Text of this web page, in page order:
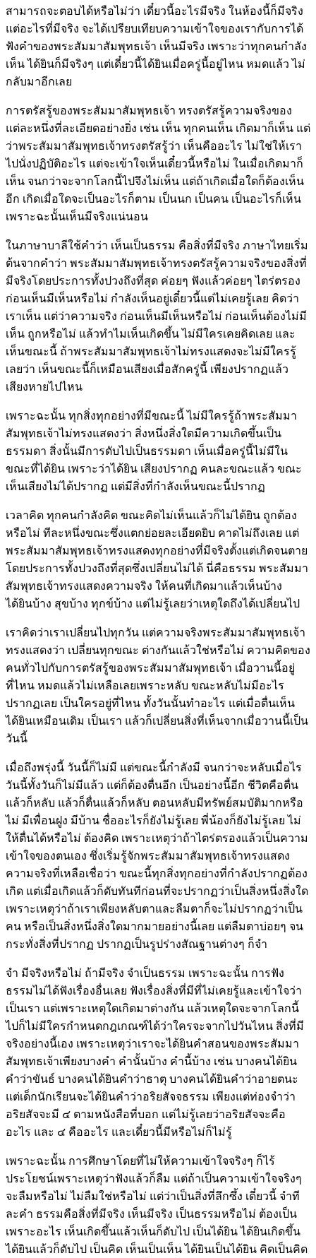
สามารถจะตอบได้หรือไม่ว่า เดี๋ยวนี้อะไรมีจริง ในห้องนี้ก็มีจริง
แต่อะไรที่มีจริง จะได้เปรียบเทียบความเข้าใจของเรากับการได้
ฟังคำของพระสัมมาสัมพุทธเจ้า เห็นมีจริง เพราะว่าทุกคนกำลัง
เห็น ได้ยินก็มีจริงๆ แต่เดี๋ยวนี้ได้ยินเมื่อครู่นี้อยู่ไหน หมดแล้ว ไม่
กลับมาอีกเลย
การตรัสรู้ของพระสัมมาสัมพุทธเจ้า ทรงตรัสรู้ความจริงของ
แต่ละหนึ่งที่ละเอียดอย่างยิ่ง เช่น เห็น ทุกคนเห็น เกิดมาก็เห็น แต่
ว่าพระสัมมาสัมพุทธเจ้าทรงตรัสรู้ว่า เห็นคืออะไร ไม่ใช่ให้เรา
ไปนั่งปฏิบัติอะไร แต่จะเข้าใจเห็นเดี๋ยวนี้หรือไม่ ในเมื่อเกิดมาก็
เห็น จนกว่าจะจากโลกนี้ไปจึงไม่เห็น แต่ถ้าเกิดเมื่อใดก็ต้องเห็น
อีก เกิดเมื่อใดจะเป็นอะไรก็ตาม เป็นนก เป็นคน เป็นอะไรก็เห็น
เพราะฉะนั้นเห็นมีจริงแน่นอน
ในภาษาบาลีใช้คำว่า เห็นเป็นธรรม คือสิ่งที่มีจริง ภาษาไทยเริ่ม
ต้นจากคำว่า พระสัมมาสัมพุทธเจ้าทรงตรัสรู้ความจริงของสิ่งที่
มีจริงโดยประการทั้งปวงถึงที่สุด ค่อยๆ ฟังแล้วค่อยๆ ไตร่ตรอง
ก่อนเห็นมีเห็นหรือไม่ กำลังเห็นอยู่เดี๋ยวนี้แต่ไม่เคยรู้เลย คิดว่า
เราเห็น แต่ว่าความจริง ก่อนเห็นมีเห็นหรือไม่ ก่อนเห็นต้องไม่มี
เห็น ถูกหรือไม่ แล้วทำไมเห็นเกิดขึ้น ไม่มีใครเคยคิดเลย และ
เห็นขณะนี้ ถ้าพระสัมมาสัมพุทธเจ้าไม่ทรงแสดงจะไม่มีใครรู้
เลยว่า เห็นขณะนี้ก็เหมือนเสียงเมื่อสักครู่นี้ เพียงปรากฏแล้ว
เสียงหายไปไหน
เพราะฉะนั้น ทุกสิ่งทุกอย่างที่มีขณะนี้ ไม่มีใครรู้ถ้าพระสัมมา
สัมพุทธเจ้าไม่ทรงแสดงว่า สิ่งหนึ่งสิ่งใดมีความเกิดขึ้นเป็น
ธรรมดา สิ่งนั้นมีการดับไปเป็นธรรมดา เห็นเมื่อครู่นี้ไม่มีใน
ขณะที่ได้ยิน เพราะว่าได้ยิน เสียงปรากฏ คนละขณะแล้ว ขณะ
เห็นเสียงไม่ได้ปรากฏ แต่มีสิ่งที่กำลังเห็นขณะนี้ปรากฏ
เวลาคิด ทุกคนกำลังคิด ขณะคิดไม่เห็นแล้วก็ไม่ได้ยิน ถูกต้อง
หรือไม่ ทีละหนึ่งขณะซึ่งแตกย่อยละเอียดยิบ คาดไม่ถึงเลย แต่
พระสัมมาสัมพุทธเจ้าทรงแสดงทุกอย่างที่มีจริงตั้งแต่เกิดจนตาย
โดยประการทั้งปวงถึงที่สุดซึ่งเปลี่ยนไม่ได้ นี่คือธรรม พระสัมมา
สัมพุทธเจ้าทรงแสดงความจริง ให้คนที่เกิดมาแล้วเห็นบ้าง
ได้ยินบ้าง สุขบ้าง ทุกข์บ้าง แต่ไม่รู้เลยว่าเหตุใดถึงได้เปลี่ยนไป
เราคิดว่าเราเปลี่ยนไปทุกวัน แต่ความจริงพระสัมมาสัมพุทธเจ้า
ทรงแสดงว่า เปลี่ยนทุกขณะ ต่างกันแล้วใช่หรือไม่ ความคิดของ
คนทั่วไปกับการตรัสรู้ของพระสัมมาสัมพุทธเจ้า เมื่อวานนี้อยู่
ที่ไหน หมดแล้วไม่เหลือเลยเพราะหลับ ขณะหลับไม่มีอะไร
ปรากฏเลย เป็นใครอยู่ที่ไหน ทั้งวันนั้นทำอะไร แต่เมื่อตื่นเห็น
ได้ยินเหมือนเดิม เป็นเรา แล้วก็เปลี่ยนสิ่งที่เห็นจากเมื่อวานนี้เป็น
วันนี้
เมื่อถึงพรุ่งนี้ วันนี้ก็ไม่มี แต่ขณะนี้กำลังมี จนกว่าจะหลับเมื่อไร
วันนี้ทั้งวันก็ไม่มีแล้ว แต่ก็ต้องตื่นอีก เป็นอย่างนี้อีก ชีวิตคือตื่น
แล้วก็หลับ แล้วก็ตื่นแล้วก็หลับ ตอนหลับมีทรัพย์สมบัติมากหรือ
ไม่ มีเพื่อนฝูง มีบ้าน ชื่ออะไรก็ยังไม่รู้เลย พี่น้องก็ยังไม่รู้เลย ไม่
ให้ตื่นได้หรือไม่ ต้องคิด เพราะเหตุว่าถ้าไตร่ตรองแล้วเป็นความ
เข้าใจของตนเอง ซึ่งเริ่มรู้จักพระสัมมาสัมพุทธเจ้าทรงแสดง
ความจริงที่เหลือเชื่อว่า ขณะนี้ทุกสิ่งทุกอย่างที่กำลังปรากฏต้อง
เกิด แต่เมื่อเกิดแล้วก็ดับทันทีก่อนที่จะปรากฏว่าเป็นสิ่งหนึ่งสิ่งใด
เพราะเหตุว่าถ้าเราเพียงหลับตาและลืมตาก็จะไม่ปรากฏว่าเป็น
คน หรือเป็นสิ่งหนึ่งสิ่งใดมากมายอย่างนี้เลย แต่ลืมตาบ่อยๆ จน
กระทั่งสิ่งที่ปรากฏ ปรากฏเป็นรูปร่างสัณฐานต่างๆ ก็จำ
จำ มีจริงหรือไม่ ถ้ามีจริง จำเป็นธรรม เพราะฉะนั้น การฟัง
ธรรมไม่ได้ฟังเรื่องอื่นเลย ฟังเรื่องสิ่งที่มีที่ไม่เคยรู้และเข้าใจว่า
เป็นเรา แต่เพราะเหตุใดเกิดมาต่างกัน แล้วเหตุใดจะจากโลกนี้
ไปก็ไม่มีใครกำหนดกฎเกณฑ์ได้ว่าใครจะจากไปวันไหน สิ่งที่มี
จริงอย่างนี้เอง เพราะเหตุว่าเราจะได้ยินคำสอนของพระสัมมา
สัมพุทธเจ้าเพียงบางคำ คำนั้นบ้าง คำนี้บ้าง เช่น บางคนได้ยิน
คำว่าขันธ์ บางคนได้ยินคำว่าธาตุ บางคนได้ยินคำว่าอายตนะ
แต่เด็กนักเรียนจะได้ยินคำว่าอริยสัจจธรรม เพียงแต่ท่องจำว่า
อริยสัจจะมี ๔ ตามหนังสือที่บอก แต่ไม่รู้เลยว่าอริยสัจจะคือ
อะไร และ ๔ คืออะไร และเดี๋ยวนี้มีหรือไม่ก็ไม่รู้
เพราะฉะนั้น การศึกษาโดยที่ไม่ให้ความเข้าใจจริงๆ ก็ไร้
ประโยชน์เพราะเหตุว่าฟังแล้วก็ลืม แต่ถ้าเป็นความเข้าใจจริงๆ
จะลืมหรือไม่ ไม่ลืมใช่หรือไม่ แต่ว่าเป็นสิ่งที่ลึกซึ้ง เดี๋ยวนี้ จำที
ละคำ ธรรมคือสิ่งที่มีจริง เห็นมีจริง เป็นธรรมหรือไม่ ต้องเป็น
เพราะอะไร เห็นเกิดขึ้นแล้วเห็นก็ดับไป เป็นได้ยิน ได้ยินเกิดขึ้น
ได้ยินแล้วก็ดับไป เป็นคิด เห็นเป็นเห็น ได้ยินเป็นได้ยิน คิดเป็นคิด